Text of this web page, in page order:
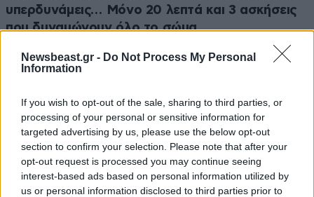
Newsbeast.gr - Do Not Process My Personal
Information
If you wish to opt-out of the sale, sharing to third parties, or
processing of your personal or sensitive information for
targeted advertising by us, please use the below opt-out
section to confirm your selection. Please note that after your
opt-out request is processed you may continue seeing
interest-based ads based on personal information utilized by
us or personal information disclosed to third parties prior to
υπερδυνάμεις… Μόνο 20 λεπτά και 3 ασκήσεις
που δυναμώνουν όλο το σώμα